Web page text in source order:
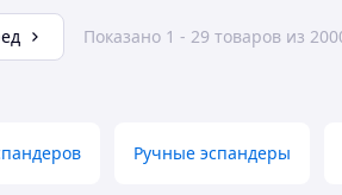
Показано 1 - 29 товаров из
Ручные эспандеры